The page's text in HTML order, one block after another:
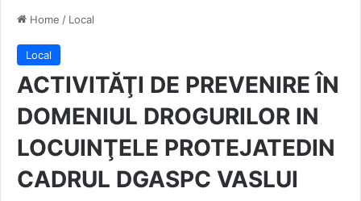
Home / Local
Local
ACTIVITĂŢI DE PREVENIRE ÎN
DOMENIUL DROGURILOR IN
LOCUINŢELE PROTEJATEDIN
CADRUL DGASPC VASLUI